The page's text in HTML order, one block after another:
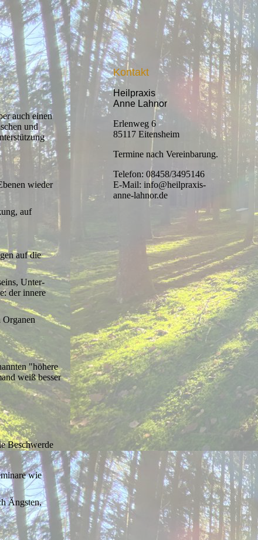
auch einen
und
wieder
auf
auf die
Unter-
der innere
"höhere
weiß besser
Beschwerde
wie
Ängsten,
Kontakt
Heilpraxis
Anne Lahnor
Erlenweg 6
85117 Eitensheim
Termine nach Vereinbarung.
Telefon: 08458/3495146
E-Mail: info@heilpraxis-
anne-lahnor.de